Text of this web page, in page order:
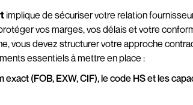
implique de sécuriser votre relation
vos marges, vos délais et votre
vous devez structurer votre approche
essentiels à mettre en place :
exact (FOB, EXW, CIF), le code HS et les